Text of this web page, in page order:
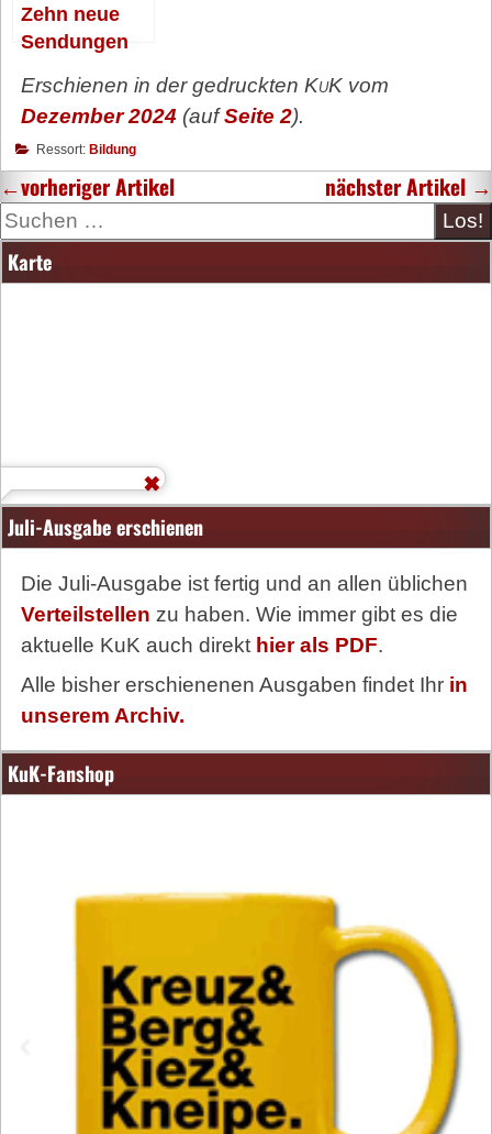
Zehn neue
Sendungen
Erschienen in der gedruckten KuKvom
Dezember 2024(aufSeite 2).
Ressort: Bildung
←vorheriger Artikel nächster Artikel →
Suche
Karte
Juli-Ausgabe erschienen
Die Juli-Ausgabe ist fertig und an allen üblichen
Verteilstellen zu haben. Wie immer gibt es die
aktuelle KuK auch direkt hier als PDF.
Alle bisher erschienenen Ausgaben findet Ihr in
unserem Archiv.
KuK-Fanshop